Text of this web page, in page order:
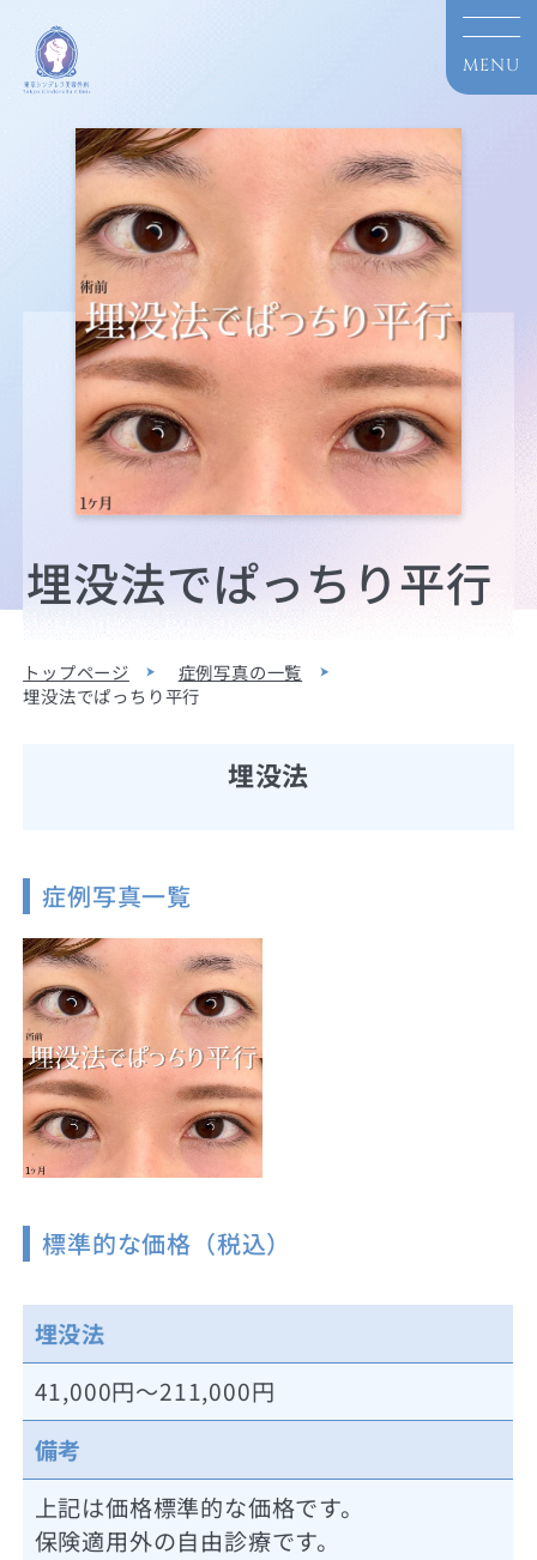
埋没法でぱっちり平行
トップページ
症例写真の一覧
埋没法でぱっちり平行
埋没法
症例写真一覧
標準的な価格（税込）
埋没法
41,000円～211,000円
備考
上記は価格標準的な価格です。
保険適用外の自由診療です。